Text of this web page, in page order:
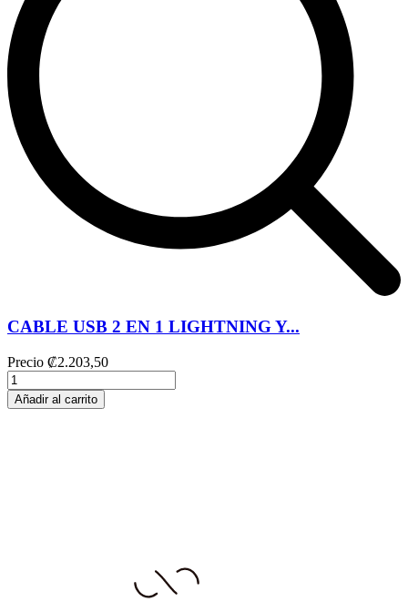
CABLE USB 2 EN 1 LIGHTNING Y...
Precio ₡2.203,50
Añadir al carrito